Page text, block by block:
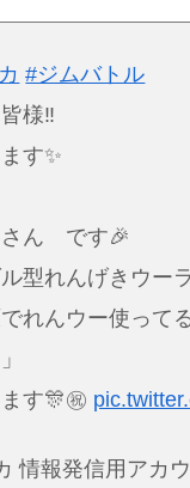
#ジムバトル
様‼️
す✨
ん です🎉
型れんげきウー
れんウー使って
す🎊㊗️
情報発信用アカ